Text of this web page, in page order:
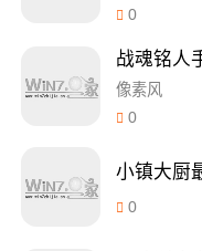
0
战魂铭人
像素风
0
小镇大厨
0